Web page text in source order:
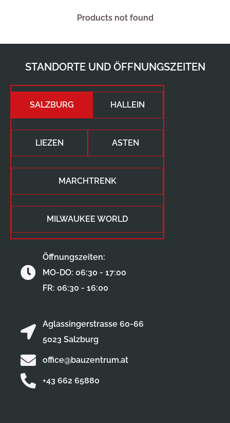
Products not found
STANDORTE UND ÖFFNUNGSZEITEN
SALZBURG HALLEIN
LIEZEN ASTEN
MARCHTRENK
MILWAUKEE WORLD
Aglassingerstrasse 60-66
5023 Salzburg
office@bauzentrum.at
+43 662 65880
Öffnungszeiten:
MO-DO: 06:30 - 17:00
FR: 06:30 - 16:00